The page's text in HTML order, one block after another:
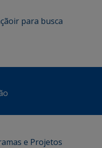
ir para busca
e Projetos